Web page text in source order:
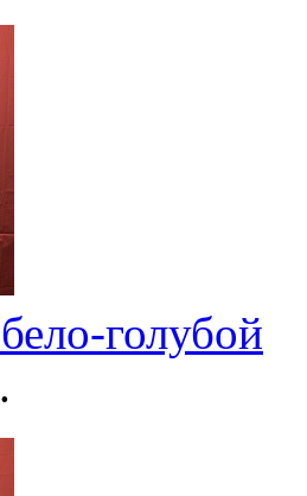
голубой